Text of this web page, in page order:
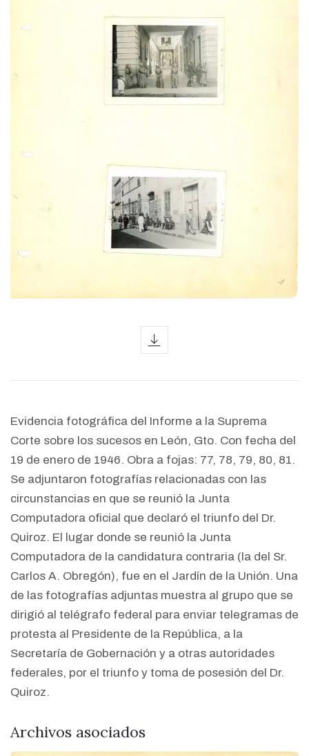
Evidencia fotográfica del Informe a la Suprema
Corte sobre los sucesos en León, Gto. Con fecha del
19 de enero de 1946. Obra a fojas: 77, 78, 79, 80, 81.
Se adjuntaron fotografías relacionadas con las
circunstancias en que se reunió la Junta
Computadora oficial que declaró el triunfo del Dr.
Quiroz. El lugar donde se reunió la Junta
Computadora de la candidatura contraria (la del Sr.
Carlos A. Obregón), fue en el Jardín de la Unión. Una
de las fotografías adjuntas muestra al grupo que se
dirigió al telégrafo federal para enviar telegramas de
protesta al Presidente de la República, a la
Secretaría de Gobernación y a otras autoridades
federales, por el triunfo y toma de posesión del Dr.
Quiroz.
Archivos asociados